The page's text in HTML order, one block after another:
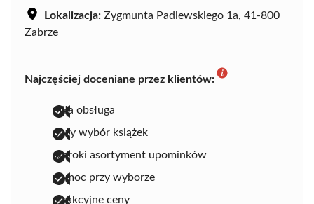
Lokalizacja: Zygmunta Padlewskiego 1a, 41-800
Zabrze
Najczęściej doceniane przez klientów:
miła obsługa
duży wybór książek
szeroki asortyment upominków
pomoc przy wyborze
atrakcyjne ceny